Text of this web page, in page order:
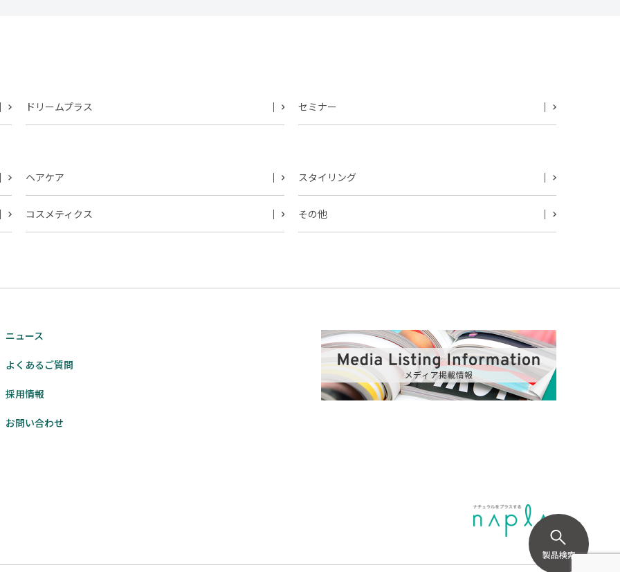
ドリームプラス セミナー
ヘアケア スタイリング
コスメティクス その他
ニュース
よくあるご質問
採用情報
お問い合わせ